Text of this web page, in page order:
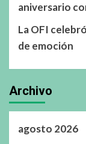
aniversario
La OFI
de emoción
Archivo
agosto 2026